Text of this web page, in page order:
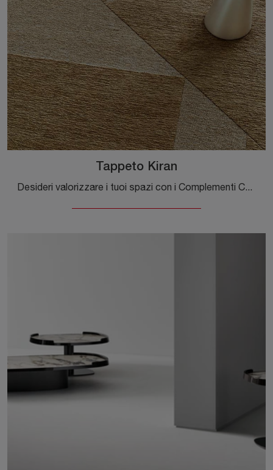
Tappeto Kiran
Desideri valorizzare i tuoi spazi con i Complementi Cattelan Italia? Eccoti molteplici modelli di tappeti in tessuto come Tappeto Kiran.